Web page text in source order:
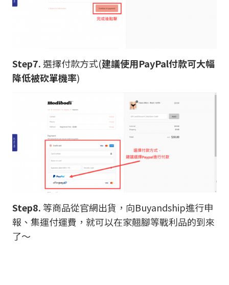
Step7. 選擇付款方式(建議使用PayPal付款可大幅
降低被砍單機率)
Step8. 等商品從官網出貨，向Buyandship進行申
報、集運付運費，就可以在家翹腳等戰利品的到來
了～